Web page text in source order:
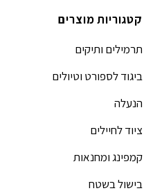
קטגוריות מוצרים
תרמילים ותיקים
ביגוד לספורט וטיולים
הנעלה
ציוד לחיילים
קמפינג ומחנאות
בישול בשטח